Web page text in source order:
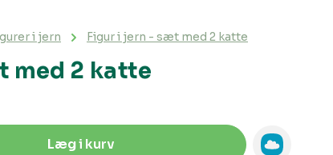
med 2 katte
i jern Figur i jern - sæt med 2 katte
den ønskede mængde,
Læg i kurv